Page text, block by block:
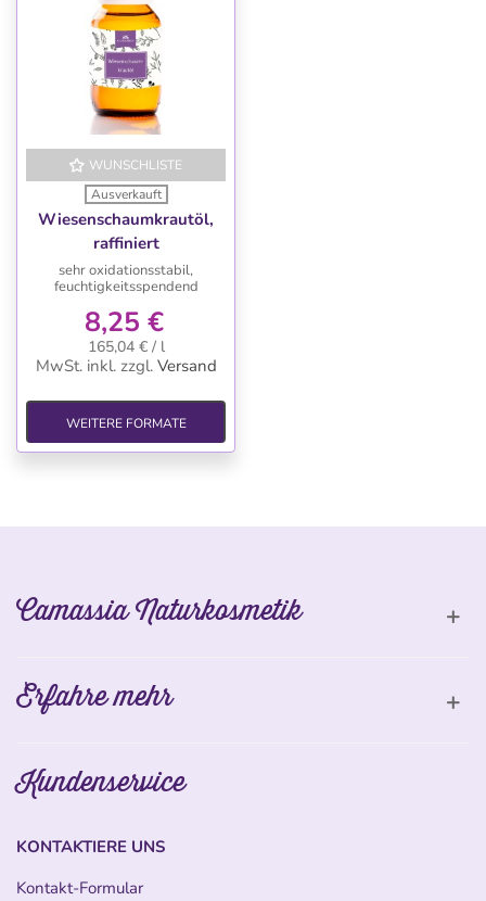
WUNSCHLISTE
Ausverkauft
Wiesenschaumkrautöl,
raffiniert
sehr oxidationsstabil,
feuchtigkeitsspendend
8,25 €
165,04 € / l
MwSt. inkl. zzgl. Versand
WEITERE FORMATE
Camassia Naturkosmetik
Erfahre mehr
Kundenservice
KONTAKTIERE UNS
Kontakt-Formular